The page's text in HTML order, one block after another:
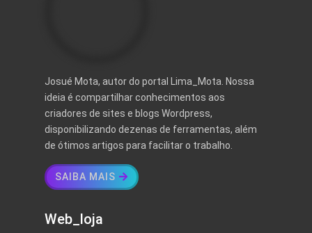
Josué Mota, autor do portal Lima_Mota. Nossa
ideia é compartilhar conhecimentos aos
criadores de sites e blogs Wordpress,
disponibilizando dezenas de ferramentas, além
de ótimos artigos para facilitar o trabalho.
SAIBA MAIS
Web_loja